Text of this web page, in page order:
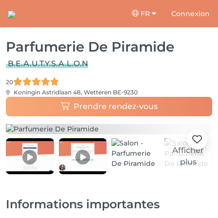
FR Connexion
Parfumerie De Piramide
B.E.A.U.T.Y.S.A.L.O.N
20
Koningin Astridlaan 48, Wetteren BE-9230
Prendre rendez-vous
Afficher
plus
Informations importantes